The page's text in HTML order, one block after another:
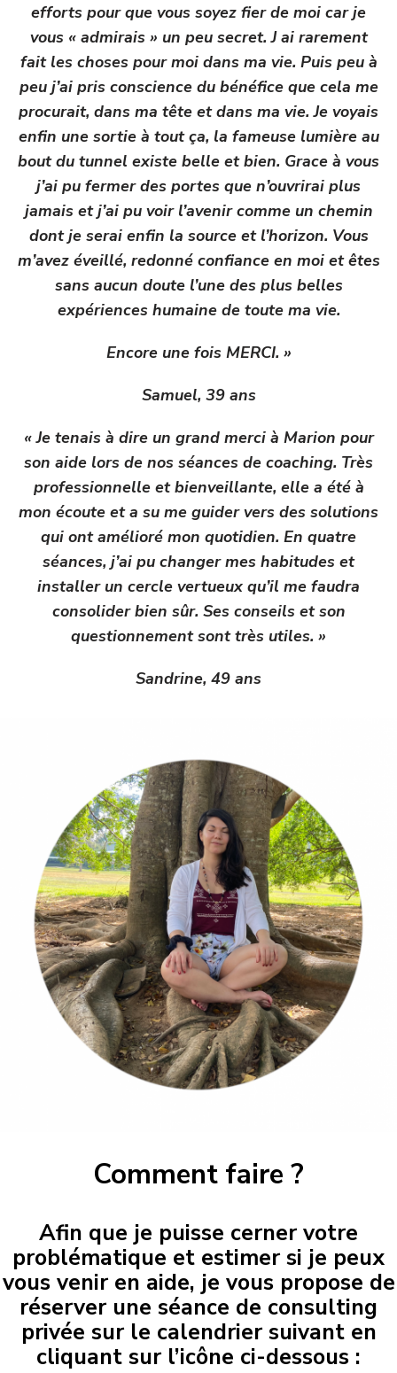
efforts pour que vous soyez fier de moi car je
vous « admirais » un peu secret. J ai rarement
fait les choses pour moi dans ma vie. Puis peu à
peu j’ai pris conscience du bénéfice que cela me
procurait, dans ma tête et dans ma vie. Je voyais
enfin une sortie à tout ça, la fameuse lumière au
bout du tunnel existe belle et bien. Grace à vous
j’ai pu fermer des portes que n’ouvrirai plus
jamais et j’ai pu voir l’avenir comme un chemin
dont je serai enfin la source et l’horizon. Vous
m’avez éveillé, redonné confiance en moi et êtes
sans aucun doute l’une des plus belles
expériences humaine de toute ma vie.
Encore une fois MERCI. »
Samuel, 39 ans
« Je tenais à dire un grand merci à Marion pour
son aide lors de nos séances de coaching. Très
professionnelle et bienveillante, elle a été à
mon écoute et a su me guider vers des solutions
qui ont amélioré mon quotidien. En quatre
séances, j’ai pu changer mes habitudes et
installer un cercle vertueux qu’il me faudra
consolider bien sûr. Ses conseils et son
questionnement sont très utiles. »
Sandrine, 49 ans
Comment faire ?
Afin que je puisse cerner votre
problématique et estimer si je peux
vous venir en aide, je vous propose de
réserver une séance de consulting
privée sur le calendrier suivant en
cliquant sur l’icône ci-dessous :